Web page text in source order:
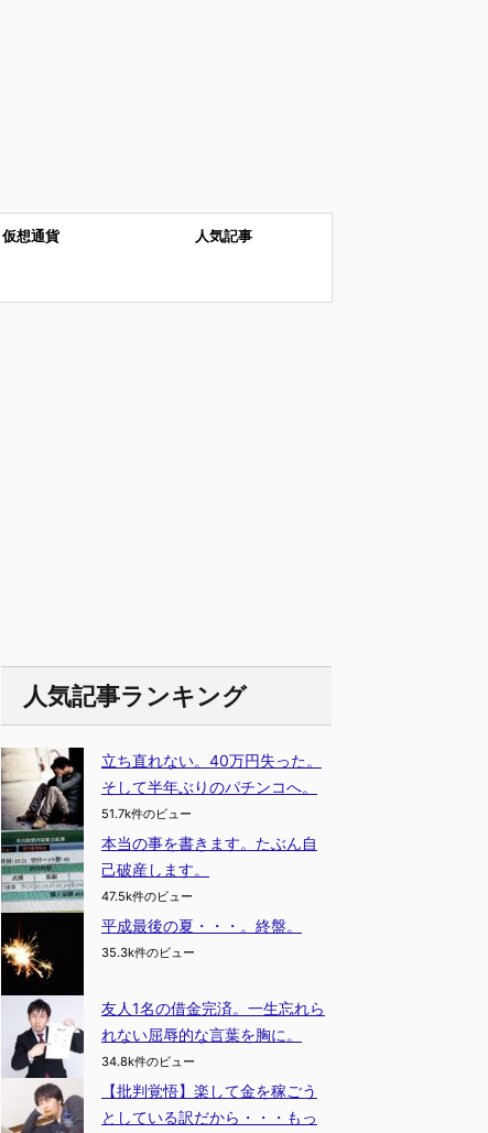
仮想通貨 人気記事
人気記事ランキング
立ち直れない。40万円失った。
そして半年ぶりのパチンコへ。
51.7k件のビュー
本当の事を書きます。たぶん自
己破産します。
47.5k件のビュー
平成最後の夏・・・。終盤。
35.3k件のビュー
友人1名の借金完済。一生忘れら
れない屈辱的な言葉を胸に。
34.8k件のビュー
【批判覚悟】楽して金を稼ごう
としている訳だから・・・もっ